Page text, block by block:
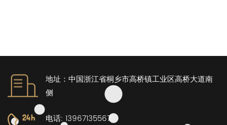
地址：中国浙江省桐乡市高桥镇工业区高桥大道南
侧
电话: 13967135567